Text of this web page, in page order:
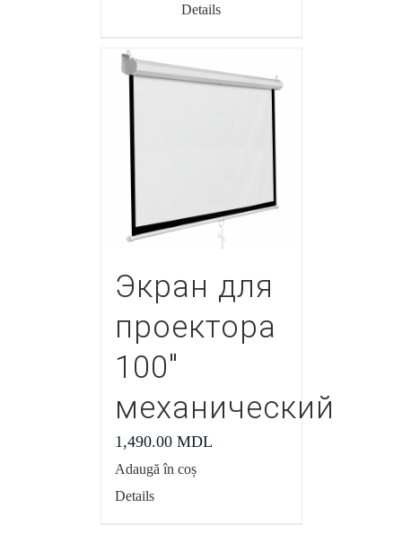
Details
Экран для
проектора
100″
механический
1,490.00 MDL
Adaugă în coș
Details